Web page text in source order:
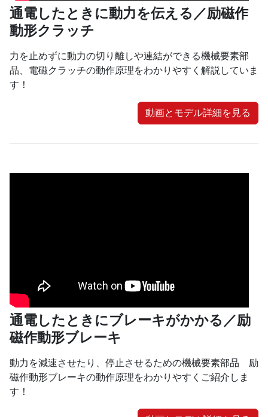
通電したときに動力を伝える／励磁作
動形クラッチ
力を止めずに動力の切り離しや連結ができる機械要素部
品、電磁クラッチの動作原理をわかりやすく解説していま
す！
動画とモデル詳細を見る
通電したときにブレーキがかかる／励
磁作動形ブレーキ
動力を減速させたり、停止させるための機械要素部品 励
磁作動形ブレーキの動作原理をわかりやすくご紹介しま
す！